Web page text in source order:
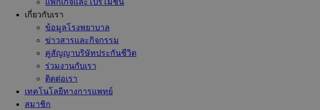
แพ็กเกจและโปรโมชั่น
เกี่ยวกับเรา
ข้อมูลโรงพยาบาล
ข่าวสารและกิจกรรม
คู่สัญญาบริษัทประกันชีวิต
ร่วมงานกับเรา
ติดต่อเรา
เทคโนโลยีทางการแพทย์
สมาชิก